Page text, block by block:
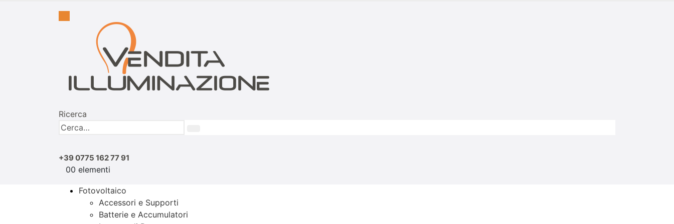
Ricerca
+39 0775 162 77 91
00 elementi
Fotovoltaico
Accessori e Supporti
Batterie e Accumulatori